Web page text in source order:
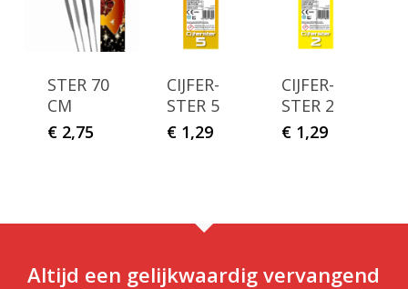
STER 70
CM
€2,75
CIJFER-
STER 5
€ 1,29
CIJFER-
STER 2
€ 1,29
Altijd een gelijkwaardig vervangend